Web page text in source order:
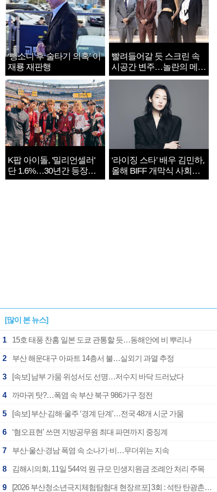
‘뺑소니 후 술타기 의혹’ 이
재룡 재판행
빨려들어갈 듯 스크린 속
시공간 변주…놀란의 메시
지는 ‘전쟁 속죄’
K팝 아이돌, '밀리언셀러'
단 1.6%…30년간 등장
1182개팀 전수조사
‘라이징 스타’ 배우 김민하,
올해 BIFF 개막식 사회자
확정
[많이 본 뉴스]
1 15호 태풍 찬홈 일본 도쿄 관통할 듯…동해안에 비 뿌리나
2 부산 해운대구 아파트 14층서 불…실외기 과열 추정
3 [속보] 남부 가뭄 위성서도 선명…저수지 바닥 드러났다
4 까마귀 탓?…폭염 속 부산 북구 986가구 정전
5 [속보] 부산·김해·울주 ‘경계 단계’…전국 48개 시군 가뭄
6 ‘혐오표현’ 쓰면 지방공무원 최대 파면까지 중징계
7 부산·울산·경남 폭염 속 소나기·비…무더위는 지속
8 김해시의회, 11일 544억 원 규모 민생지원금 조례안 처리 주목
9 [2026 부산청소년극지체험탐험대 현장르포] 3회 : 석탄 탄광촌에서 북극 연구의 중심지로